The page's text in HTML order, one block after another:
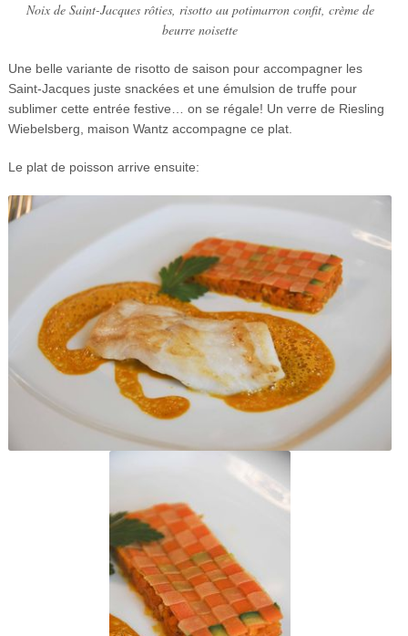
Noix de Saint-Jacques rôties, risotto au potimarron confit, crème de
beurre noisette
Une belle variante de risotto de saison pour accompagner les
Saint-Jacques juste snackées et une émulsion de truffe pour
sublimer cette entrée festive… on se régale! Un verre de Riesling
Wiebelsberg, maison Wantz accompagne ce plat.
Le plat de poisson arrive ensuite: